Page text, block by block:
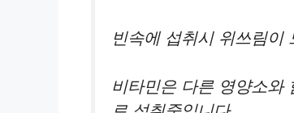
빈속에 섭취시 위쓰림이
비타민은 다른 영양소와